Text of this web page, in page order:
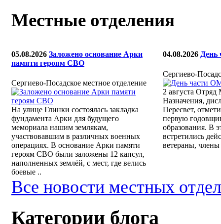
Местные отделения
05.08.2026 Заложено основание Арки
памяти героям СВО
Сергиево-Посадское местное отделение
На улице Глинки состоялась закладка
фундамента Арки для будущего
мемориала нашим землякам,
участвовавшим в различных военных
операциях. В основание Арки памяти
героям СВО были заложены 12 капсул,
наполненных землёй, с мест, где велись
боевые ..
04.08.2026
Сергиево-
2 августа
Назначения,
Пересвет,
первую
образования. В
встретились
ветераны,
Все новости местных
Категории блога